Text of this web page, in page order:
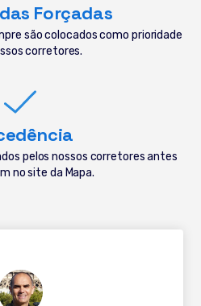
Forçadas
são colocados como prioridade
corretores.
pelos nossos corretores antes
no site da Mapa.